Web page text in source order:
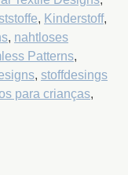
, Kinderstoff,
, nahtloses
Patterns,
, stoffdesings
para crianças,